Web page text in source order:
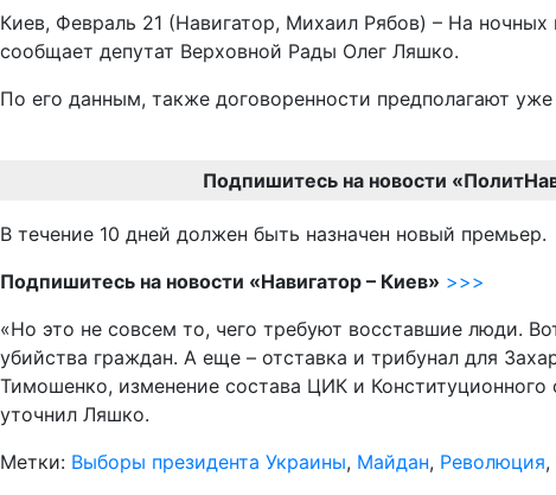
Киев, Февраль 21 (Навигатор, Михаил Рябов) – На
сообщает депутат Верховной Рады Олег Ляшко.
По его данным, также договоренности предполагают
Подпишитесь на новости
В течение 10 дней должен быть назначен новый премьер.
Подпишитесь на новости «Навигатор – Киев» >>>
«Но это не совсем то, чего требуют восставшие люди.
убийства граждан. А еще – отставка и трибунал для
Тимошенко, изменение состава ЦИК и
уточнил Ляшко.
Метки: Выборы президента Украины, Майдан, Революция,